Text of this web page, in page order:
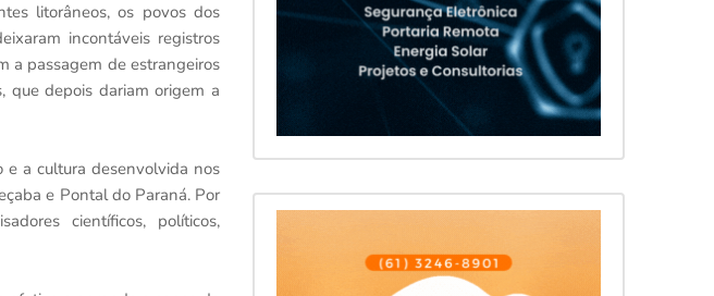
litorâneos, os povos dos
incontáveis registros
a passagem de estrangeiros
que depois dariam origem a
e a cultura desenvolvida nos
e Pontal do Paraná. Por
científicos, políticos,